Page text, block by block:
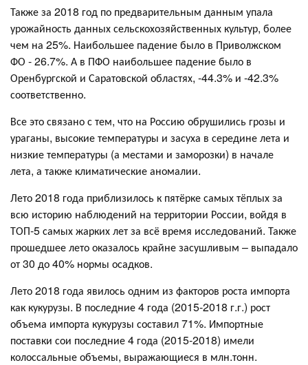
Также за 2018 год по предварительным данным упала
урожайность данных сельскохозяйственных культур, более
чем на 25%. Наибольшее падение было в Приволжском
ФО - 26.7%. А в ПФО наибольшее падение было в
Оренбургской и Саратовской областях, -44.3% и -42.3%
соответственно.
Все это связано с тем, что на Россию обрушились грозы и
ураганы, высокие температуры и засуха в середине лета и
низкие температуры (а местами и заморозки) в начале
лета, а также климатические аномалии.
Лето 2018 года приблизилось к пятёрке самых тёплых за
всю историю наблюдений на территории России, войдя в
ТОП-5 самых жарких лет за всё время исследований. Также
прошедшее лето оказалось крайне засушливым – выпадало
от 30 до 40% нормы осадков.
Лето 2018 года явилось одним из факторов роста импорта
как кукурузы. В последние 4 года (2015-2018 г.г.) рост
объема импорта кукурузы составил 71%. Импортные
поставки сои последние 4 года (2015-2018) имели
колоссальные объемы, выражающиеся в млн.тонн.